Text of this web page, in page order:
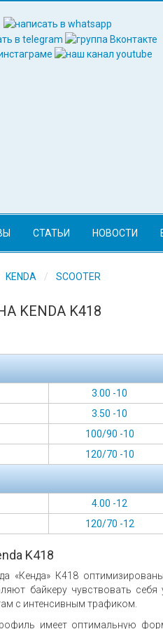
СТАТЬИ НОВОСТИ
KENDA SCOOTER
KENDA K418
3.00 -10
3.50 -10
100/90 -10
120/70 -10
4.00 -12
120/70 -12
K418
«Кенда» К418
байкеру чувствовать
с интенсивным трафиком.
имеет оптимальную